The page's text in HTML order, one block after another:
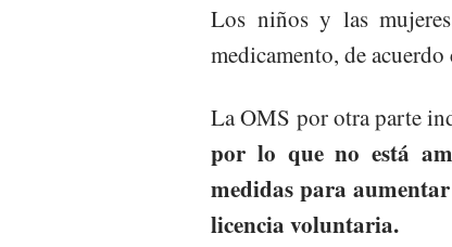
Los niños y las
medicamento, de
La OMS por otra parte
por lo que no está
medidas para
licencia voluntaria.